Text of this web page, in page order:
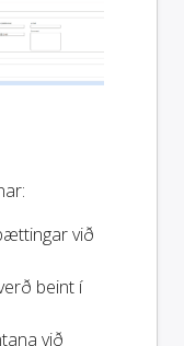
við
beint í
við